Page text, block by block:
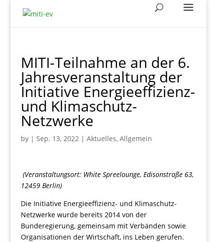
MITI-Teilnahme an der 6.
Jahresveranstaltung der
Initiative Energieeffizienz-
und Klimaschutz-
Netzwerke
by | Sep. 13, 2022| Aktuelles, Allgemein
(Veranstaltungsort: White Spreelounge, Edisonstraße 63,
12459 Berlin)
Die Initiative Energieeffizienz- und Klimaschutz-
Netzwerke wurde bereits 2014 von der
Bunderegierung, gemeinsam mit Verbänden sowie
Organisationen der Wirtschaft, ins Leben gerufen.